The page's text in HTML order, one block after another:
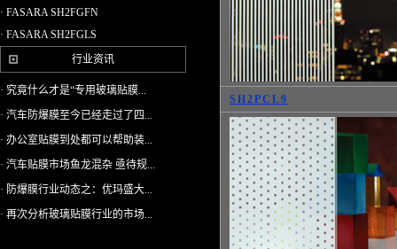
· FASARA SH2FGFN
· FASARA SH2FGLS
行业资讯
· 究竟什么才是“专用玻璃贴膜...
· 汽车防爆膜至今已经走过了四...
· 办公室贴膜到处都可以帮助装...
· 汽车贴膜市场鱼龙混杂 亟待规...
· 防爆膜行业动态之：优玛盛大...
· 再次分析玻璃贴膜行业的市场...
SH2PCL9